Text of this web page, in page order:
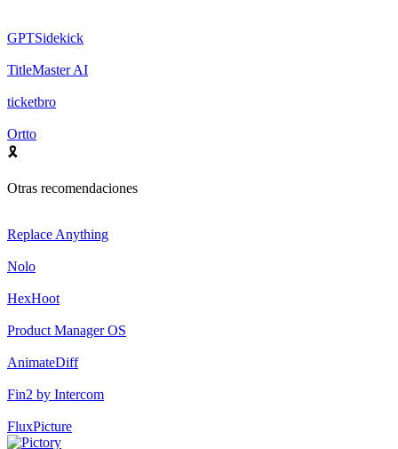
GPTSidekick
TitleMaster AI
ticketbro
Ortto
🎗️
Otras recomendaciones
Replace Anything
Nolo
HexHoot
Product Manager OS
AnimateDiff
Fin2 by Intercom
FluxPicture